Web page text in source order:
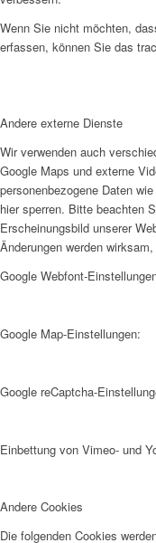
Wenn Sie nicht möchten,
erfassen, können Sie das
Andere externe Dienste
Wir verwenden auch
Google Maps und externe
personenbezogene Daten
hier sperren. Bitte beachten
Erscheinungsbild unserer
Änderungen werden
Google Webfont-
Google Map-Einstellungen:
Google reCaptcha-
Einbettung von Vimeo- und
Andere Cookies
Die folgenden Cookies